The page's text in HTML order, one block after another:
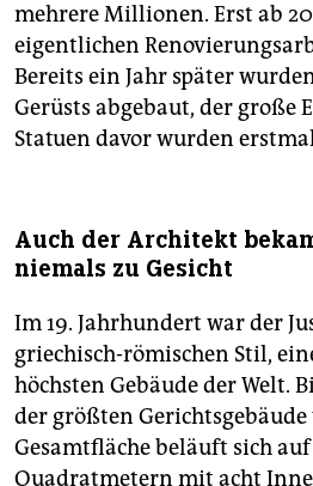
mehrere Millionen. Erst ab
eigentlichen
Bereits ein Jahr später
Gerüsts abgebaut, der große
Statuen davor wurden
Auch der Architekt
niemals zu Gesicht
Im 19. Jahrhundert war der
griechisch-römischen Stil,
höchsten Gebäude der Welt.
der größten Gerichtsgebäude
Gesamtfläche beläuft sich
Quadratmetern mit acht